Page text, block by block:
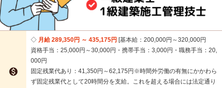

月給 289,350円 ～ 435,175円 基本給：200,000円～320,000円
資格手当：25,000円～30,000円・携帯手当：3,000円・職務手当：20,
000円
固定残業代あり：41,350円～62,175円※時間外労働の有無にかかわら
ず固定残業代として20時間分を支給。これを超える場合には法定通り